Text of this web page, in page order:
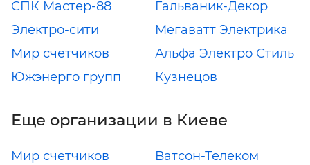
СПК Мастер-88
Гальваник-Декор
Электро-сити
Мегаватт Электрика
Мир счетчиков
Альфа Электро Стиль
Южэнерго групп
Кузнецов
Еще организации в Киеве
Мир счетчиков
Ватсон-Телеком